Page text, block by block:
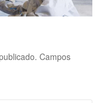
Campos